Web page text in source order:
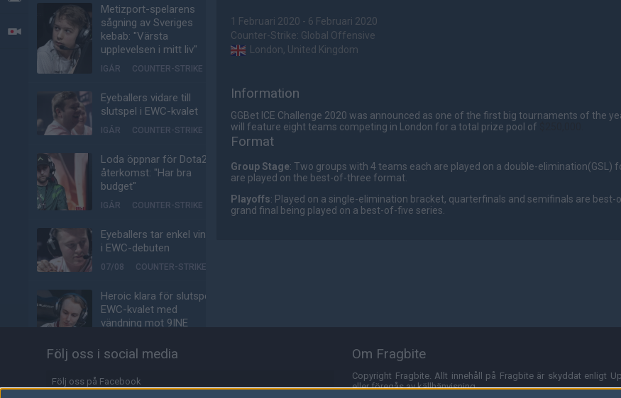
LIVESÄNDNINGAR
Metizport-spelarens
sågning av Sveriges
kebab: "Värsta
upplevelsen i mitt liv"
IGÅR COUNTER-STRIKE
Eyeballers vidare till
slutspel i EWC-kvalet
IGÅR COUNTER-STRIKE
Loda öppnar för Dota2-
återkomst: "Har bra
budget"
IGÅR COUNTER-STRIKE
Eyeballers tar enkel vinst
i EWC-debuten
07/08 COUNTER-STRIKE
Heroic klara för slutspel i
EWC-kvalet med
vändning mot 9INE
vanligaste speldator
1 Februari 2020 - 6 Februari 2020
Counter-Strike: Global Offensive
London, United Kingdom
Information
GGBet ICE Challenge 2020 was announced as one of the first big tournaments of the
will feature eight teams competing in London for a total prize pool of
Format
Group Stage: Two groups with 4 teams each are played on a double-elimination(GSL)
are played on the best-of-three format.
Playoffs: Played on a single-elimination bracket, quarterfinals and semifinals are
grand final being played on a best-of-five series.
Följ oss i social media
Följ oss på Facebook
Om Fragbite
Copyright Fragbite. Allt innehåll på Fragbite är skyddat enligt
eller föregås av källhänvisning.